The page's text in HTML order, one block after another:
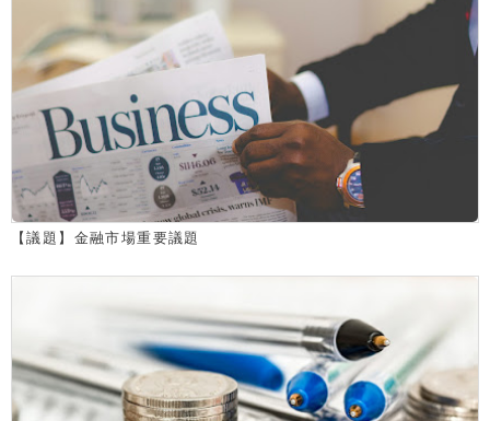
【議題】金融市場重要議題